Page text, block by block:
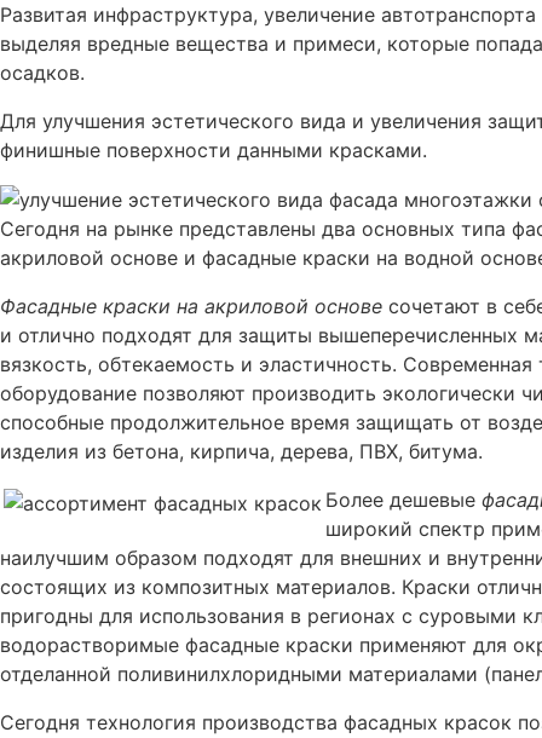
Развитая инфраструктура, увеличение
выделяя вредные вещества и примеси, которые
осадков.
Для улучшения эстетического вида и увеличения
финишные поверхности данными красками.
Сегодня на рынке представлены два основных типа
акриловой основе и фасадные краски на водной
Фасадные краски на акриловой основе сочетают в
и отлично подходят для защиты вышеперечисленных
вязкость, обтекаемость и эластичность.
оборудование позволяют производить экологически
способные продолжительное время защищать от
изделия из бетона, кирпича, дерева, ПВХ, битума.
Более дешевые
широкий спектр
наилучшим образом подходят для внешних и
состоящих из композитных материалов. Краски
пригодны для использования в регионах с суровыми
водорастворимые фасадные краски применяют для
отделанной поливинилхлоридными материалами
Сегодня технология производства фасадных красок